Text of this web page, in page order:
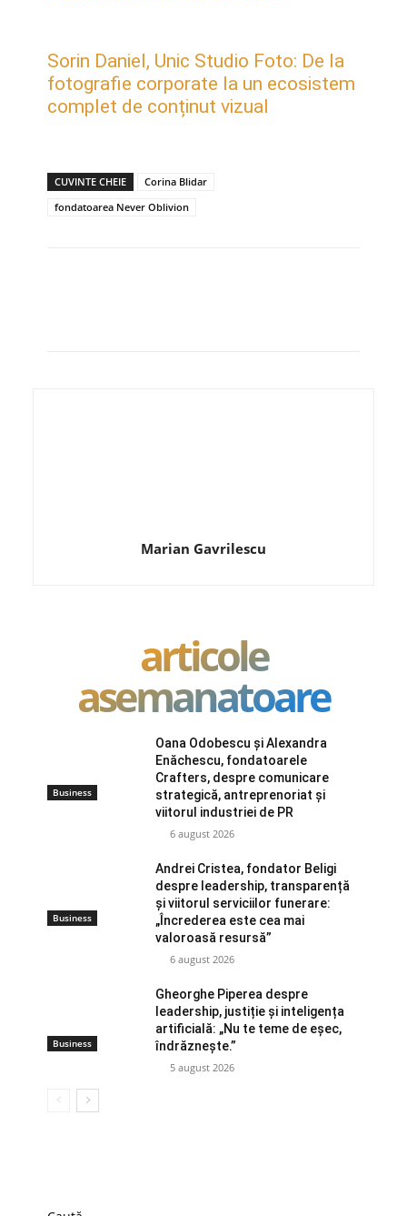
Sorin Daniel, Unic Studio Foto: De la
fotografie corporate la un ecosistem
complet de conținut vizual
CUVINTE CHEIE
Corina Blidar
fondatoarea Never Oblivion
Marian Gavrilescu
articole
asemanatoare
Business
Oana Odobescu și Alexandra
Enăchescu, fondatoarele
Crafters, despre comunicare
strategică, antreprenoriat și
viitorul industriei de PR
6 august 2026
Business
Andrei Cristea, fondator Beligi
despre leadership, transparență
și viitorul serviciilor funerare:
„Încrederea este cea mai
valoroasă resursă”
6 august 2026
Business
Gheorghe Piperea despre
leadership, justiție și inteligența
artificială: „Nu te teme de eșec,
îndrăznește.”
5 august 2026